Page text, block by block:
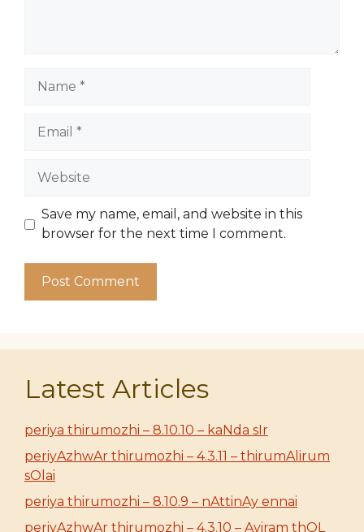
Website
Save my name, email, and website in this
browser for the next time I comment.
Latest Articles
periya thirumozhi – 8.10.10 – kaNda sIr
periyAzhwAr thirumozhi – 4.3.11 – thirumAlirum
sOlai
periya thirumozhi – 8.10.9 – nAttinAy ennai
periyAzhwAr thirumozhi – 4.3.10 – Ayiram thOL